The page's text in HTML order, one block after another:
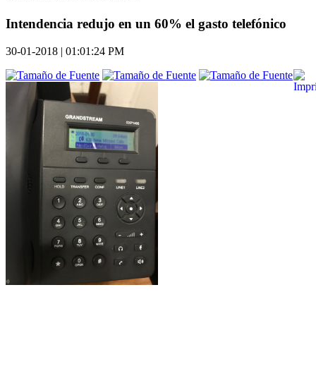
Intendencia redujo en un 60% el gasto telefónico
30-01-2018 | 01:01:24 PM